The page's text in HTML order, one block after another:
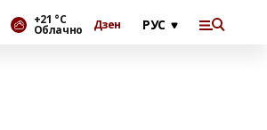
+21 °С
Облачно Дзен